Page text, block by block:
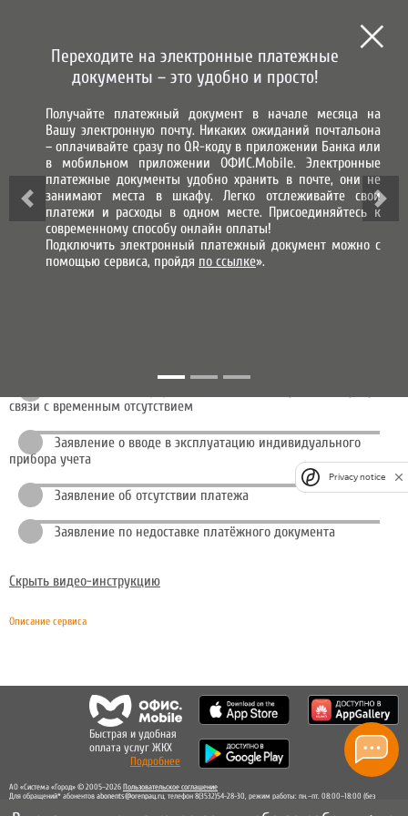
МЫ В СОЦИАЛЬНЫХ СЕТЯХ
ВХОД В ЛИЧНЫЙ КАБИНЕТ
ЭЛЕКТРОННОЕ ЗАЯВЛЕНИЕ
Заказ справки об отсутствии задолженности
Заявка на открытие нового лс
связи с временным отсутствием
Заявление о вводе в эксплуатацию индивидуального
прибора учета
Заявление об отсутствии платежа
Заявление по недоставке платёжного документа
Скрыть видео-инструкцию
Описание сервиса
Быстрая и удобная
оплата услуг ЖКХ
Подробнее
АО «Система «Город» © 2005–2026 Пользовательское соглашение
Для обращений* абонентов abonents@orenpay.ru, телефон 8(3532)54-28-30, режим работы: пн.–пт. 08:00–18:00 (без
Адрес электронной почты:
ofis_manager@orenpay.ru , телефон редакции: 8(3532)54-28-29.
Переходите на электронные платежные
документы – это удобно и просто!
Получайте платежный документ в начале месяца на
Вашу электронную почту. Никаких ожиданий почтальона
– оплачивайте сразу по QR-коду в приложении Банка или
в мобильном приложении ОФИС.Mobile. Электронные
платежные документы удобно хранить в почте, они не
занимают места в шкафу. Легко отслеживайте свои
платежи и расходы в одном месте. Присоединяйтесь к
современному способу онлайн оплаты!
Подключить электронный платежный документ можно с
помощью сервиса, пройдя по ссылке».
Privacy notice